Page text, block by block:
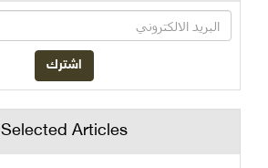
Selected Articles